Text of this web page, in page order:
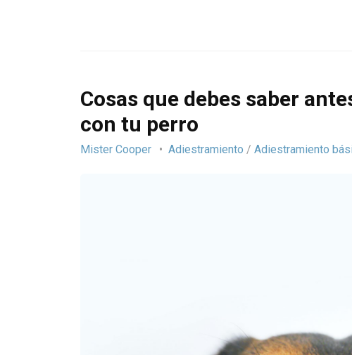
Cosas que debes saber
con tu perro
Mister Cooper Adiestramiento / Adiestramiento